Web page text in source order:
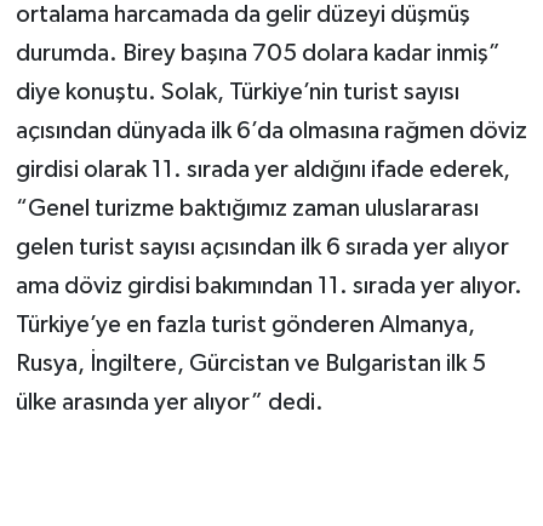
ortalama harcamada da gelir düzeyi düşmüş
durumda. Birey başına 705 dolara kadar inmiş”
diye konuştu. Solak, Türkiye’nin turist sayısı
açısından dünyada ilk 6’da olmasına rağmen döviz
girdisi olarak 11. sırada yer aldığını ifade ederek,
“Genel turizme baktığımız zaman uluslararası
gelen turist sayısı açısından ilk 6 sırada yer alıyor
ama döviz girdisi bakımından 11. sırada yer alıyor.
Türkiye’ye en fazla turist gönderen Almanya,
Rusya, İngiltere, Gürcistan ve Bulgaristan ilk 5
ülke arasında yer alıyor” dedi.